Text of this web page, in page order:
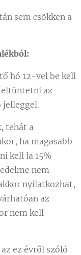
sem csökken a
hó 12-vel be kell
az
tehát a
ha magasabb
kell la 15%
nem
nyilatkozhat,
az
nem kell
ez évről szóló